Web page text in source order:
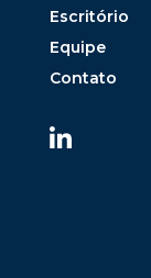
Escritório
Equipe
Contato